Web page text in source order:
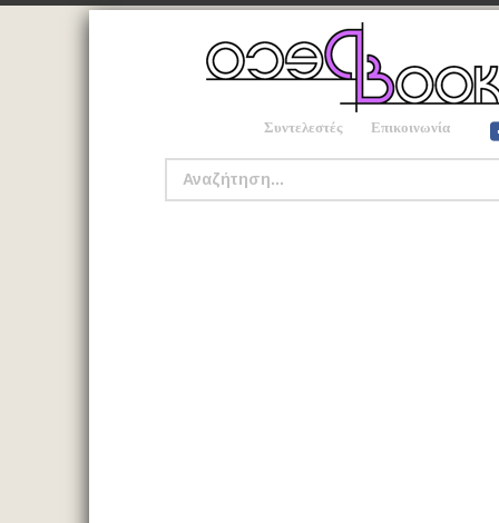
Συντελεστές Επικοινωνία